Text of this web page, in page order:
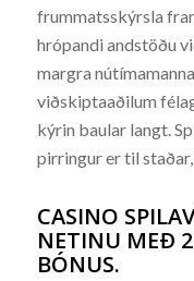
frummatsskýrsla
hrópandi andstöðu
margra
viðskiptaaðilum
kýrin baular langt.
pirringur er til
CASINO
NETINU MEÐ
BÓNUS.